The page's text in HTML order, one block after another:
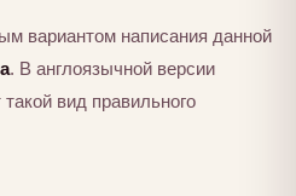
вариантом написания данной
. В англоязычной версии
вид правильного